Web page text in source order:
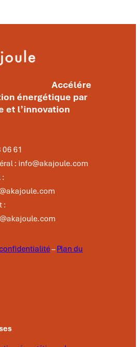
Accélére
énergétique par
et l’innovation
06 61
: info@akajoule.com
:
:
–Plan du